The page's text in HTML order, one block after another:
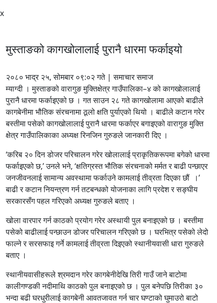
x
मुस्ताङको कागखोलालाई पुरानै धारमा फर्काइयो
२०८० भाद्र २५, सोमबार ०९:०२ गते | समाचार समाज
म्याग्दी । मुस्ताङको वारागुङ मुक्तिक्षेत्र गाउँपालिका–४ को कागखोलालाई
पुरानै धारमा फर्काइएको छ । गत साउन २८ गते कागखोलामा आएको बाढीले
कागबेनीमा भौतिक संरचनामा ठूलो क्षति पुर्याएको थियो । बाढीले कटान गरेर
बस्तीमा पसेको कागखोलालाई पुरानै धारमा फर्काएर बगाइएको वारागुङ मुक्ति
क्षेत्र गाउँपालिकाका अध्यक्ष रिनजिन गुरुङले जानकारी दिए ।
‘करिब २० दिन डोजर परिचालन गरेर खोलालाई प्राकृतिकरूपमा बगेको धारमा
फर्काइएको छ,’ उनले भने, ‘क्षतिग्रस्त भौतिक संरचनाको मर्मत र बाढी पन्छाएर
जनजीवनलाई सामान्य अवस्थामा फर्काउने कामलाई तीव्रता दिएका छौं ।’
बाढी र कटान नियन्त्रण गर्न तटबन्धको योजनाका लागि प्रदेश र सङ्घीय
सरकारसँग पहल गरिएको अध्यक्ष गुरुङले बताए ।
खोला वारपार गर्न काठको प्रयोग गरेर अस्थायी पुल बनाइएको छ । बस्तीमा
पसेको बाढीलाई पन्छाउन डोजर परिचालन गरिएको छ । घरभित्र पसेको लेदो
फाल्ने र सरसफाइ गर्ने कामलाई तीव्रता दिइएको स्थानीयवासी धारा गुरुङले
बताए ।
स्थानीयवासीहरूले श्रमदान गरेर कागबेनीदेखि तिरी गाउँ जाने बाटोमा
कालीगण्डकी नदीमाथि काठको पुल बनाइएको छ । पुल बनेपछि तिरीका ३०
भन्दा बढी घरधुरीलाई कागबेनी आवतजावत गर्न चार घण्टाको घुमाउरो बाटो